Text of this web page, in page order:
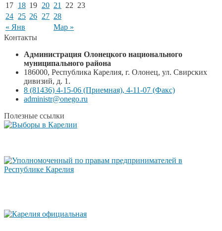
« Янв Мар »
17 18 19 20 21 22 23
24 25 26 27 28
Контакты
Администрация Олонецкого национального
муниципального района
186000, Республика Карелия, г. Олонец, ул. Свирских
дивизий, д. 1.
8 (81436) 4-15-06 (Приемная), 4-11-07 (Факс)
administr@onego.ru
Полезные ссылки